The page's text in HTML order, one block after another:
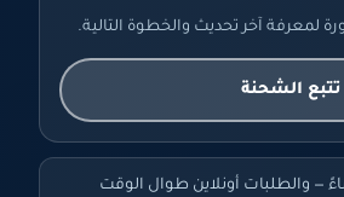
لمعرفة آخر تحديث والخطوة التالية.
تتبع الشحنة